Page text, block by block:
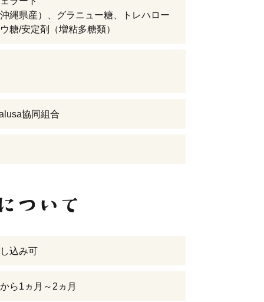
縄県産）、グラニュー糖、トレハロー
糖/安定剤（増粘多糖類）
協同組合
込み可
ら1ヵ月～2ヵ月